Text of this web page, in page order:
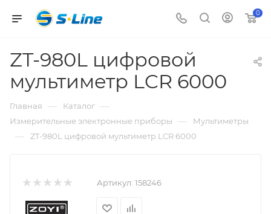
0
ZT-980L цифровой
мультиметр LCR 6000
Главная — Каталог —
Измерительные электронные приборы — Мультиметры
— ZT-980L цифровой мультиметр LCR 6000
Артикул: 158246